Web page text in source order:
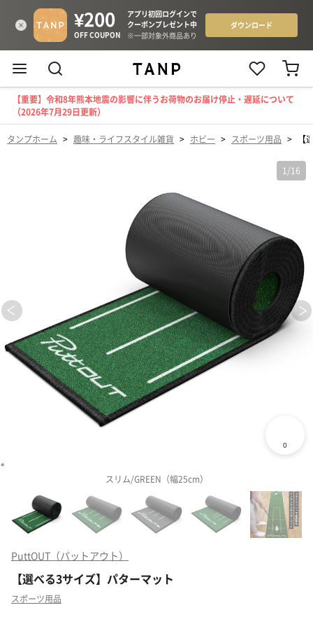
【重要】令和8年熊本地震の影響に伴うお荷物のお届け停止・遅延について
（2026年7月29日更新）
タンプホーム > 趣味・ライフスタイル雑貨 > ホビー > スポーツ用品 >
1 /16
スリム/GREEN（幅25cm）
PuttOUT（パットアウト）
【選べる3サイズ】パターマット
スポーツ用品